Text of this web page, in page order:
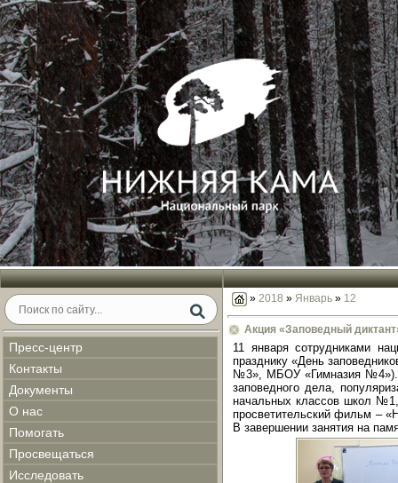
Пресс-центр
Контакты
Документы
О нас
Помогать
Просвещаться
Исследовать
» 2018 » Январь » 12
Акция «Заповедный
11 января сотрудниками
празднику «День
№3», МБОУ «Гимназия №4»).
заповедного дела,
начальных классов школ №1,
просветительский фильм –
В завершении занятия на